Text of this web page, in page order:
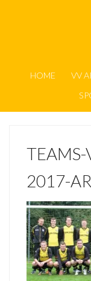
HOME VV
2017-